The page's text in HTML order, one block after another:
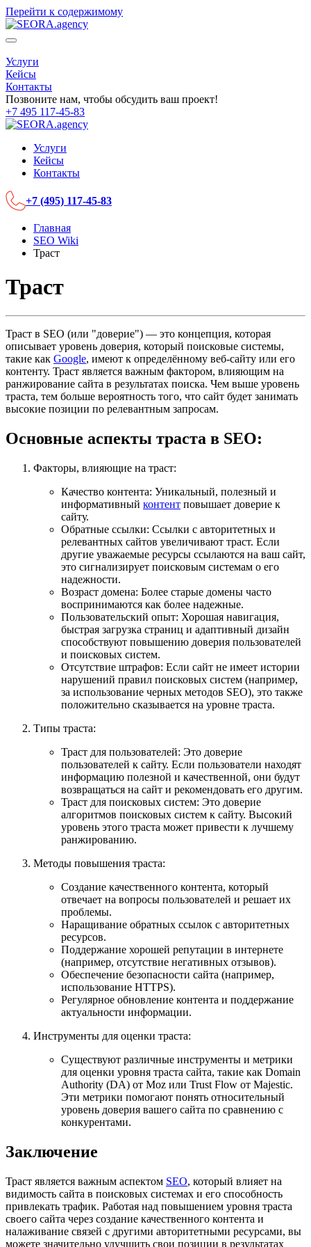
Перейти к содержимому
Услуги
Кейсы
Контакты
Позвоните нам, чтобы обсудить ваш проект!
+7 495 117-45-83
Услуги
Кейсы
Контакты
+7 (495) 117-45-83
Главная
SEO Wiki
Траст
Траст
Траст в SEO (или "доверие") — это концепция, которая
описывает уровень доверия, который поисковые системы,
такие как Google, имеют к определённому веб-сайту или его
контенту. Траст является важным фактором, влияющим на
ранжирование сайта в результатах поиска. Чем выше уровень
траста, тем больше вероятность того, что сайт будет занимать
высокие позиции по релевантным запросам.
Основные аспекты траста в SEO:
Факторы, влияющие на траст:
Качество контента: Уникальный, полезный и
информативный контент повышает доверие к
сайту.
Обратные ссылки: Ссылки с авторитетных и
релевантных сайтов увеличивают траст. Если
другие уважаемые ресурсы ссылаются на ваш сайт,
это сигнализирует поисковым системам о его
надежности.
Возраст домена: Более старые домены часто
воспринимаются как более надежные.
Пользовательский опыт: Хорошая навигация,
быстрая загрузка страниц и адаптивный дизайн
способствуют повышению доверия пользователей
и поисковых систем.
Отсутствие штрафов: Если сайт не имеет истории
нарушений правил поисковых систем (например,
за использование черных методов SEO), это также
положительно сказывается на уровне траста.
Типы траста:
Траст для пользователей: Это доверие
пользователей к сайту. Если пользователи находят
информацию полезной и качественной, они будут
возвращаться на сайт и рекомендовать его другим.
Траст для поисковых систем: Это доверие
алгоритмов поисковых систем к сайту. Высокий
уровень этого траста может привести к лучшему
ранжированию.
Методы повышения траста:
Создание качественного контента, который
отвечает на вопросы пользователей и решает их
проблемы.
Наращивание обратных ссылок с авторитетных
ресурсов.
Поддержание хорошей репутации в интернете
(например, отсутствие негативных отзывов).
Обеспечение безопасности сайта (например,
использование HTTPS).
Регулярное обновление контента и поддержание
актуальности информации.
Инструменты для оценки траста:
Существуют различные инструменты и метрики
для оценки уровня траста сайта, такие как Domain
Authority (DA) от Moz или Trust Flow от Majestic.
Эти метрики помогают понять относительный
уровень доверия вашего сайта по сравнению с
конкурентами.
Заключение
Траст является важным аспектом SEO, который влияет на
видимость сайта в поисковых системах и его способность
привлекать трафик. Работая над повышением уровня траста
своего сайта через создание качественного контента и
налаживание связей с другими авторитетными ресурсами, вы
можете значительно улучшить свои позиции в результатах